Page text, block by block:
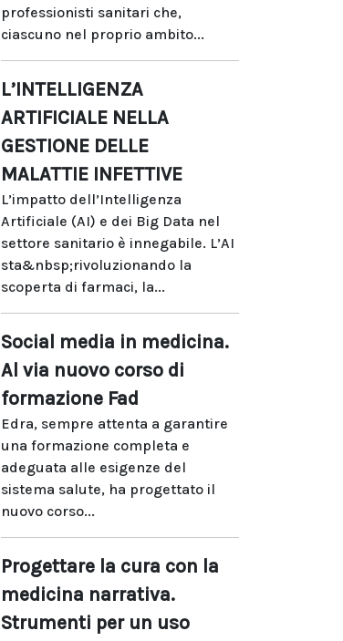
professionisti sanitari che,
ciascuno nel proprio ambito...
L’INTELLIGENZA
ARTIFICIALE NELLA
GESTIONE DELLE
MALATTIE INFETTIVE
L’impatto dell’Intelligenza
Artificiale (AI) e dei Big Data nel
settore sanitario è innegabile. L’AI
sta&nbsp;rivoluzionando la
scoperta di farmaci, la...
Social media in medicina.
Al via nuovo corso di
formazione Fad
Edra, sempre attenta a garantire
una formazione completa e
adeguata alle esigenze del
sistema salute, ha progettato il
nuovo corso...
Progettare la cura con la
medicina narrativa.
Strumenti per un uso